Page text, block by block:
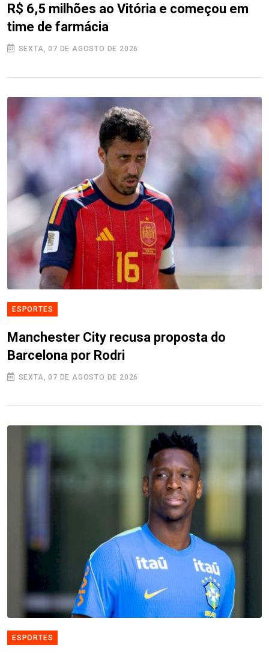
R$ 6,5 milhões ao Vitória e começou em
time de farmácia
SEXTA, 07 DE AGOSTO DE 2026
ESPORTES
Manchester City recusa proposta do
Barcelona por Rodri
SEXTA, 07 DE AGOSTO DE 2026
ESPORTES